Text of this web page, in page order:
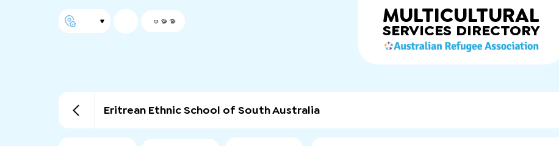
ဗမာစာ MULTICULTURAL
SERVICES DIRECTORY
Eritrean Ethnic School of South Australia